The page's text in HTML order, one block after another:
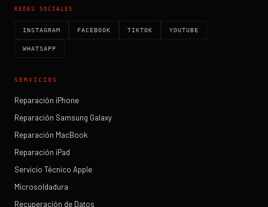
REDES SOCIALES
INSTAGRAM FACEBOOK TIKTOK YOUTUBE
WHATSAPP
SERVICIOS
Reparación iPhone
Reparación Samsung Galaxy
Reparación MacBook
Reparación iPad
Servicio Técnico Apple
Microsoldadura
Recuperación de Datos